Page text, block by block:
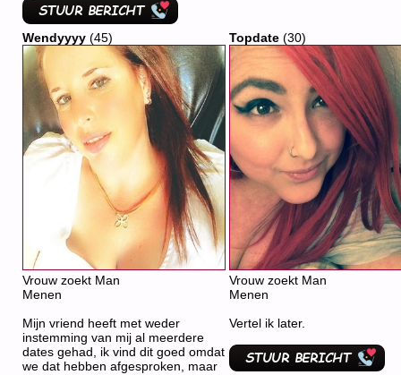
Wendyyyy (45)
Vrouw zoekt Man
Menen
Mijn vriend heeft met weder
instemming van mij al meerdere
dates gehad, ik vind dit goed omdat
we dat hebben afgesproken, maar
Topdate (30)
Vrouw zoekt Man
Menen
Vertel ik later.